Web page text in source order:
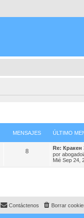
MENSAJES ÚLTIMO
8
Re: Кракен
por
Mié Sep 24,
Borrar
Contáctenos